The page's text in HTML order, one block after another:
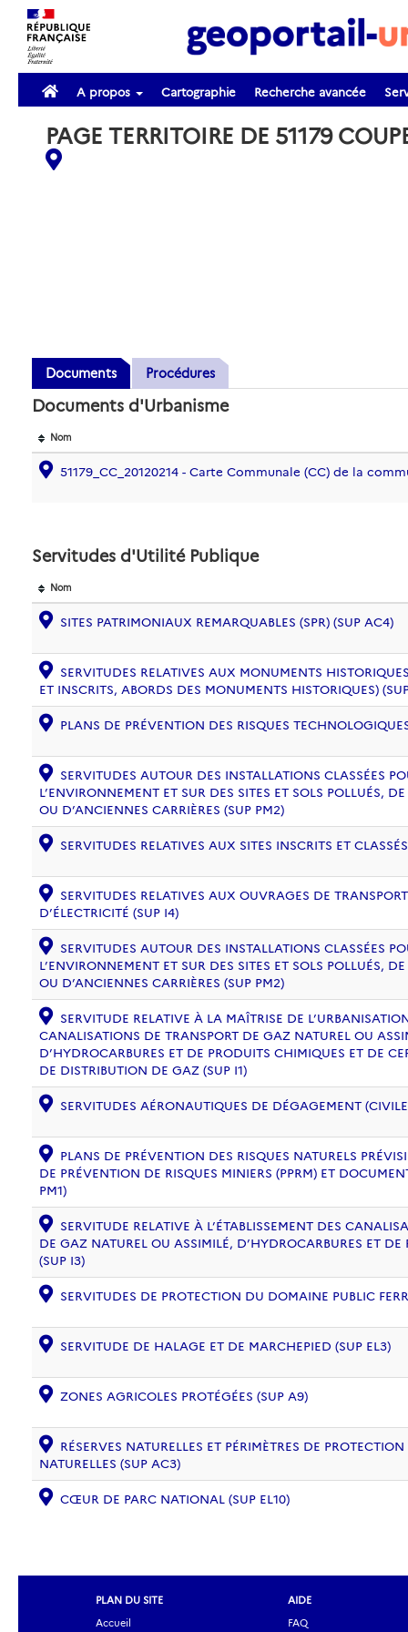
A propos Cartographie Recherche avancée
PAGE TERRITOIRE DE 51179
Documents Procédures
Documents d'Urbanisme
Nom
51179_CC_20120214 - Carte Communale (CC) de la
Servitudes d'Utilité Publique
Nom
SITES PATRIMONIAUX REMARQUABLES (SPR) (SUP AC4)
SERVITUDES RELATIVES AUX MONUMENTS
ET INSCRITS, ABORDS DES MONUMENTS HISTORIQUES)
PLANS DE PRÉVENTION DES RISQUES
SERVITUDES AUTOUR DES INSTALLATIONS CLASSÉES
L’ENVIRONNEMENT ET SUR DES SITES ET SOLS POLLUÉS,
OU D’ANCIENNES CARRIÈRES (SUP PM2)
SERVITUDES RELATIVES AUX SITES INSCRITS ET
SERVITUDES RELATIVES AUX OUVRAGES DE
D’ÉLECTRICITÉ (SUP I4)
SERVITUDES AUTOUR DES INSTALLATIONS CLASSÉES
L’ENVIRONNEMENT ET SUR DES SITES ET SOLS POLLUÉS,
OU D’ANCIENNES CARRIÈRES (SUP PM2)
SERVITUDE RELATIVE À LA MAÎTRISE DE
CANALISATIONS DE TRANSPORT DE GAZ NATUREL OU
D’HYDROCARBURES ET DE PRODUITS CHIMIQUES ET DE
DE DISTRIBUTION DE GAZ (SUP I1)
SERVITUDES AÉRONAUTIQUES DE DÉGAGEMENT
PLANS DE PRÉVENTION DES RISQUES NATURELS
DE PRÉVENTION DE RISQUES MINIERS (PPRM) ET
PM1)
SERVITUDE RELATIVE À L’ÉTABLISSEMENT DES
DE GAZ NATUREL OU ASSIMILÉ, D’HYDROCARBURES ET
(SUP I3)
SERVITUDES DE PROTECTION DU DOMAINE PUBLIC
SERVITUDE DE HALAGE ET DE MARCHEPIED (SUP EL3)
ZONES AGRICOLES PROTÉGÉES (SUP A9)
RÉSERVES NATURELLES ET PÉRIMÈTRES DE
NATURELLES (SUP AC3)
CŒUR DE PARC NATIONAL (SUP EL10)
PLAN DU SITE
Accueil
AIDE
FAQ